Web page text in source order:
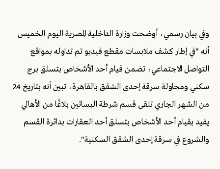
وفي بيان رسمي، أوضحت وزارة الداخلية المصرية اليوم الخميس
أنه "في إطار كشف ملابسات مقطع فيديو تم تداوله بمواقع
التواصل الاجتماعي، تضمن قيام أحد الأشخاص بتسلق برج
سكني ومحاولة سرقة إحدى الشقق بالقاهرة، تبين أنه بتاريخ 24
من الشهر الجاري تلقى قسم شرطة البساتين بلاغًا من الأهالي
يفيد بقيام أحد الأشخاص بتسلق أحد العقارات بدائرة القسم
والشروع في سرقة إحدى الشقق السكنية".